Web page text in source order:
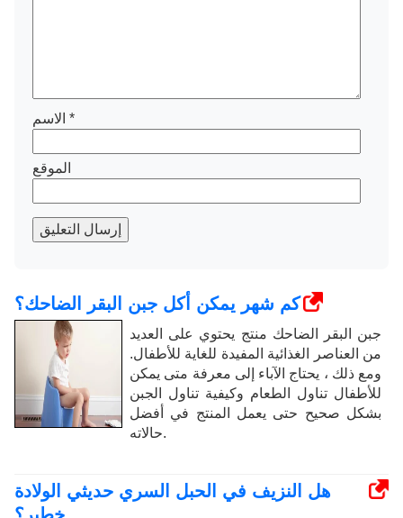
*
الموقع
إرسال التعليق
كم شهر يمكن أكل جبن البقر الضاحك؟
جبن البقر الضاحك منتج يحتوي على العديد
من العناصر الغذائية المفيدة للغاية للأطفال.
ومع ذلك ، يحتاج الآباء إلى معرفة متى يمكن
للأطفال تناول الطعام وكيفية تناول الجبن
بشكل صحيح حتى يعمل المنتج في أفضل
حالاته.
هل النزيف في الحبل السري حديثي الولادة